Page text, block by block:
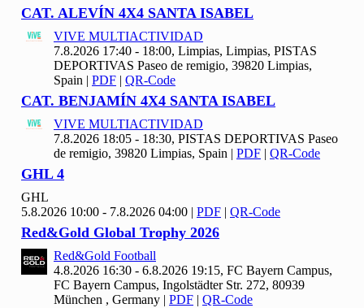
CAT. ALEVÍN 4X4 SANTA ISABEL
VIVE MULTIACTIVIDAD
7.8.2026 17:40 - 18:00, Limpias, Limpias, PISTAS
DEPORTIVAS Paseo de remigio, 39820 Limpias,
Spain | PDF | QR-Code
CAT. BENJAMÍN 4X4 SANTA ISABEL
VIVE MULTIACTIVIDAD
7.8.2026 18:05 - 18:30, PISTAS DEPORTIVAS Paseo
de remigio, 39820 Limpias, Spain | PDF | QR-Code
GHL 4
GHL
5.8.2026 10:00 - 7.8.2026 04:00 | PDF | QR-Code
Red&Gold Global Trophy 2026
Red&Gold Football
4.8.2026 16:30 - 6.8.2026 19:15, FC Bayern Campus,
FC Bayern Campus, Ingolstädter Str. 272, 80939
München , Germany | PDF | QR-Code